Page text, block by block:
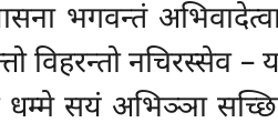
भगवन्तं
विहरन्तो नचिरस्सेव –
धम्मे सयं अभिञ्ञा